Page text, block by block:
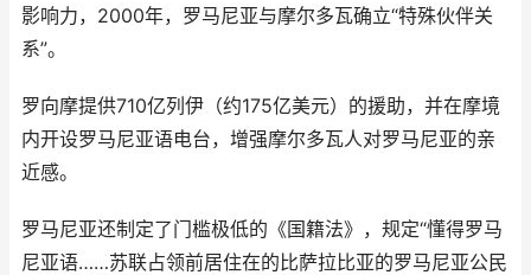
影响力，2000年，罗马尼亚与摩尔多瓦确立“特殊伙伴关
系”。
罗向摩提供710亿列伊（约175亿美元）的援助，并在摩境
内开设罗马尼亚语电台，增强摩尔多瓦人对罗马尼亚的亲
近感。
罗马尼亚还制定了门槛极低的《国籍法》，规定“懂得罗马
尼亚语……苏联占领前居住在的比萨拉比亚的罗马尼亚公民